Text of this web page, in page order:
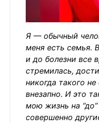
Я — обычный
меня есть семья.
и до болезни все
стремилась,
никогда такого не
внезапно. И это
мою жизнь на “до”
совершенно